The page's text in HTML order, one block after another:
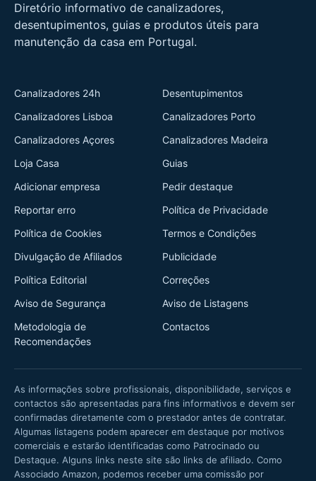
Diretório informativo de canalizadores,
desentupimentos, guias e produtos úteis para
manutenção da casa em Portugal.
Canalizadores 24h
Desentupimentos
Canalizadores Lisboa
Canalizadores Porto
Canalizadores Açores
Canalizadores Madeira
Loja Casa
Guias
Adicionar empresa
Pedir destaque
Reportar erro
Política de Privacidade
Política de Cookies
Termos e Condições
Divulgação de Afiliados
Publicidade
Política Editorial
Correções
Aviso de Segurança
Aviso de Listagens
Metodologia de
Recomendações
Contactos
As informações sobre profissionais, disponibilidade, serviços e
contactos são apresentadas para fins informativos e devem ser
confirmadas diretamente com o prestador antes de contratar.
Algumas listagens podem aparecer em destaque por motivos
comerciais e estarão identificadas como Patrocinado ou
Destaque. Alguns links neste site são links de afiliado. Como
Associado Amazon, podemos receber uma comissão por